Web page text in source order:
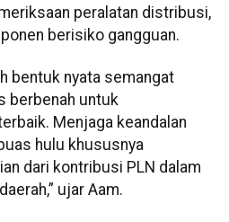
peralatan distribusi,
berisiko gangguan.
bentuk nyata semangat
berbenah untuk
Menjaga keandalan
hulu khususnya
dari kontribusi PLN dalam
ujar Aam.